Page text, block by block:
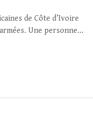
de Côte d’Ivoire
Une personne...